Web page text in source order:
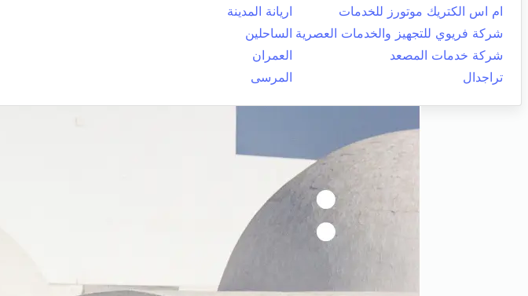
ام اس الكتريك موتورز للخدمات
اريانة المدينة
شركة فريوي للتجهيز والخدمات العصرية الساحلين
شركة خدمات المصعد
العمران
تراجدال
المرسى